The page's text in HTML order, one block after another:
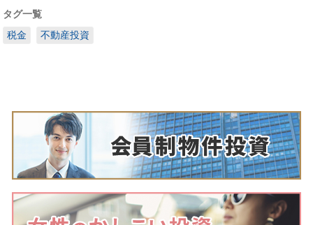
タグ一覧
税金
不動産投資